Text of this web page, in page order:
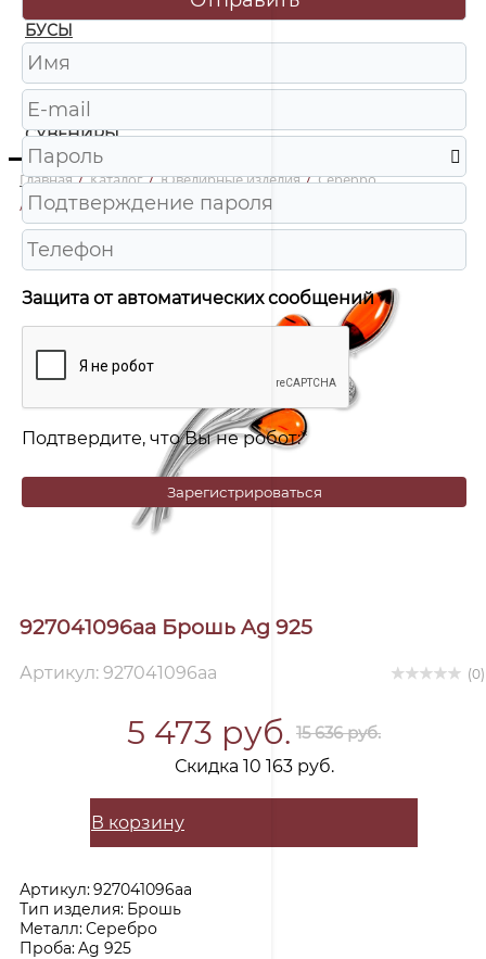
БУСЫ
ЧАСЫ
ШКАТУЛКИ
СУВЕНИРЫ
Главная / Каталог / Ювелирные изделия / Серебро
/
927041096aa Брошь Ag 925
927041096aa Брошь Ag 925
Артикул: 927041096aa (0)
5 473 руб. 15 636 руб.
Скидка 10 163 руб.
В корзину
Артикул:927041096aa
Тип изделия: Брошь
Металл:Серебро
Проба:Ag 925
Защита от автоматических сообщений
Подтвердите, что Вы не робот:*
Зарегистрироваться